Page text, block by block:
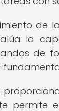
de
la
de
permite